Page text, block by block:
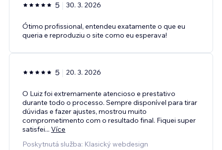
5 30. 3. 2026
Ótimo profissional, entendeu exatamente o que eu
queria e reproduziu o site como eu esperava!
5 20. 3. 2026
O Luiz foi extremamente atencioso e prestativo
durante todo o processo. Sempre disponível para tirar
dúvidas e fazer ajustes, mostrou muito
comprometimento com o resultado final. Fiquei super
satisfei... Více
Poskytnutá služba: Klasický webdesign